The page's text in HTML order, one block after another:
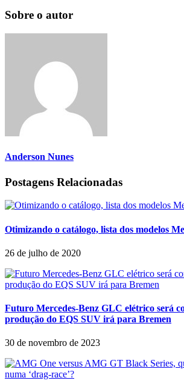
Sobre o autor
Anderson Nunes
Postagens Relacionadas
Otimizando o catálogo, lista dos modelos
26 de julho de 2020
Futuro Mercedes-Benz GLC elétrico será
produção do EQS SUV irá para Bremen
30 de novembro de 2023